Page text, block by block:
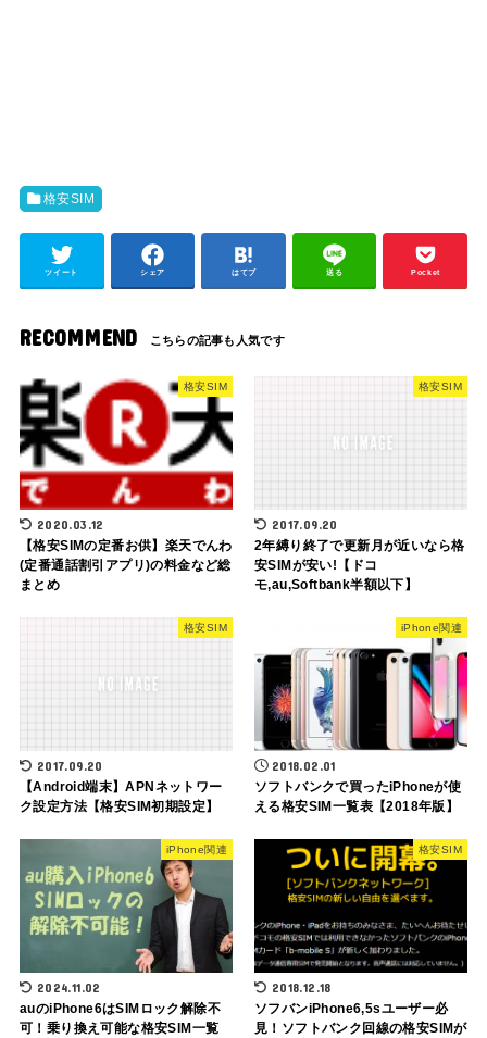
格安SIM
ツイート シェア はてブ 送る Pocket
RECOMMEND
格安SIM
2020.03.12
【格安SIMの定番お供】楽天でんわ
(定番通話割引アプリ)の料金など総
まとめ
格安SIM
2017.09.20
2年縛り終了で更新月が近いなら格
安SIMが安い!【ドコ
モ,au,Softbank半額以下】
格安SIM
2017.09.20
【Android端末】APNネットワー
ク設定方法【格安SIM初期設定】
iPhone関連
2018.02.01
ソフトバンクで買ったiPhoneが使
える格安SIM一覧表【2018年版】
iPhone関連
2024.11.02
auのiPhone6はSIMロック解除不
可！乗り換え可能な格安SIM一覧
格安SIM
2018.12.18
ソフバンiPhone6,5sユーザー必
見！ソフトバンク回線の格安SIMが